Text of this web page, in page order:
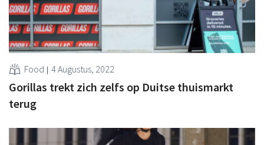
Food 4 Augustus, 2022
Gorillas trekt zich zelfs op Duitse thuismarkt
terug